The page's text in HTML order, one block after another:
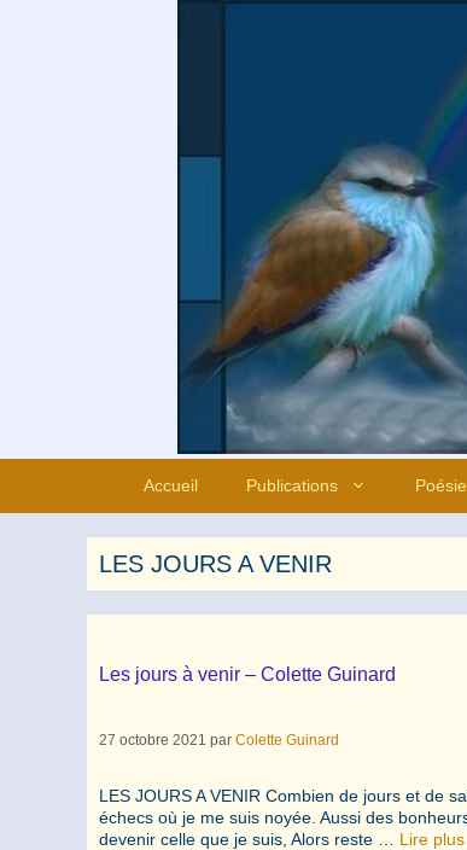
Accueil Publications Poésie
LES JOURS A VENIR
Les jours à venir – Colette Guinard
27 octobre 2021 par Colette Guinard
LES JOURS A VENIR Combien de jours et de
échecs où je me suis noyée. Aussi des
devenir celle que je suis, Alors reste … Lire plus